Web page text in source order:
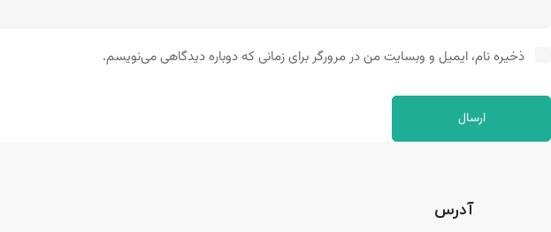
ذخیره نام، ایمیل و وبسایت من در مرورگر برای زمانی که دوباره دیدگاهی می‌نویسم.
آدرس